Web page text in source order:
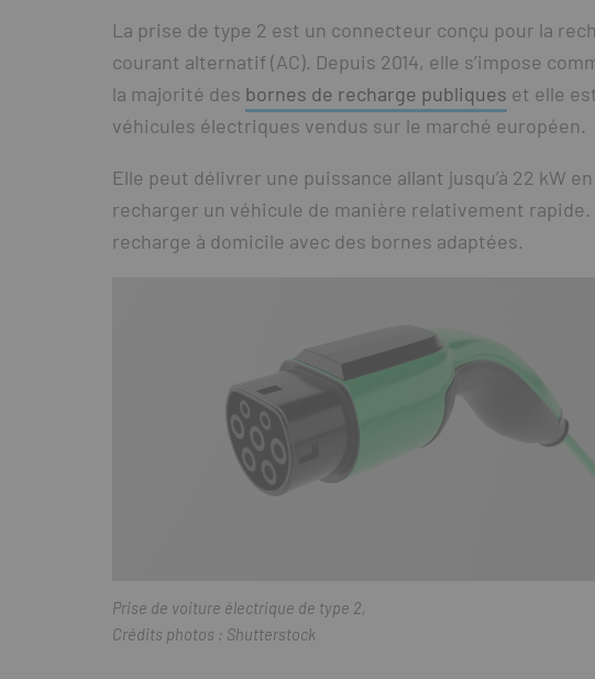
La prise de type 2 est un connecteur conçu pour la
courant alternatif (AC). Depuis 2014, elle s’impose
la majorité des bornes de recharge publiques et elle
véhicules électriques vendus sur le marché européen.
Elle peut délivrer une puissance allant jusqu’à 22 kW
recharger un véhicule de manière relativement
recharge à domicile avec des bornes adaptées.
Prise de voiture électrique de type 2,
Crédits photos : Shutterstock